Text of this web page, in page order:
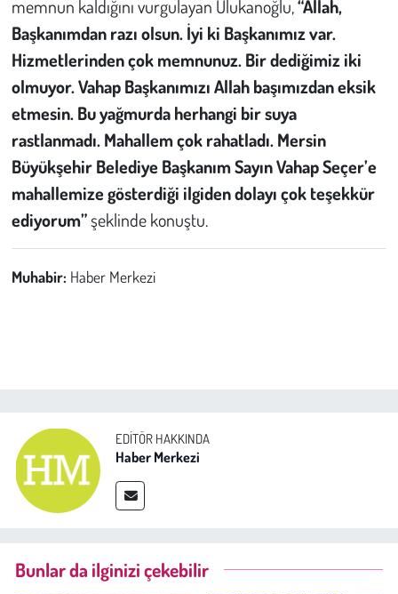
memnun kaldığını vurgulayan Ulukanoğlu,“Allah,
Başkanımdan razı olsun. İyi ki Başkanımız var.
Hizmetlerinden çok memnunuz. Bir dediğimiz iki
olmuyor. Vahap Başkanımızı Allah başımızdan eksik
etmesin. Bu yağmurda herhangi bir suya
rastlanmadı. Mahallem çok rahatladı. Mersin
Büyükşehir Belediye Başkanım Sayın Vahap Seçer’e
mahallemize gösterdiği ilgiden dolayı çok teşekkür
ediyorum”şeklinde konuştu.
Muhabir: Haber Merkezi
EDITÖR HAKKINDA
Haber Merkezi
Bunlar da ilginizi çekebilir